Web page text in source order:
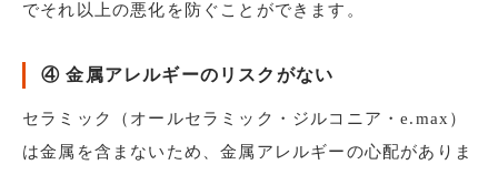
でそれ以上の悪化を防ぐことができます。
④ 金属アレルギーのリスクがない
セラミック（オールセラミック・ジルコニア・e.max）
は金属を含まないため、金属アレルギーの心配がありま